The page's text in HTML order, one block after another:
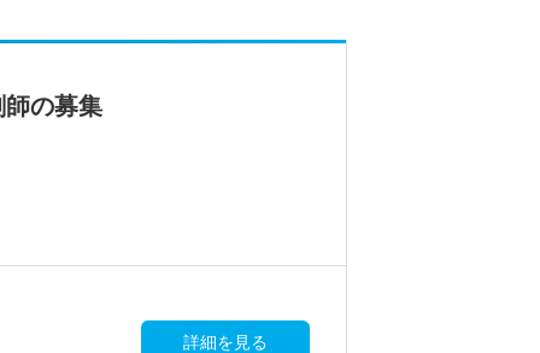
の募集
詳細を見る